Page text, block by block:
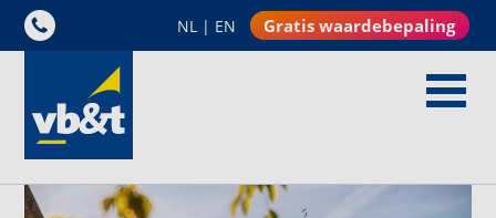
NL | EN Gratis waardebepaling